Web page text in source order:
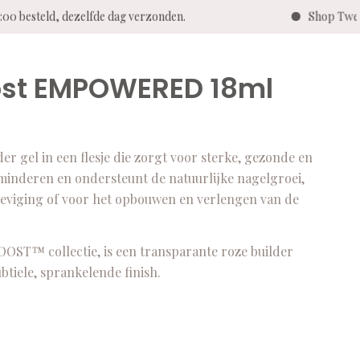
besteld, dezelfde dag verzonden. Shop
EMPOWERED 18ml
gel in een flesje die zorgt voor sterke, gezonde en
en ondersteunt de natuurlijke nagelgroei,
of voor het opbouwen en verlengen van de
collectie, is een transparante roze builder
sprankelende finish.